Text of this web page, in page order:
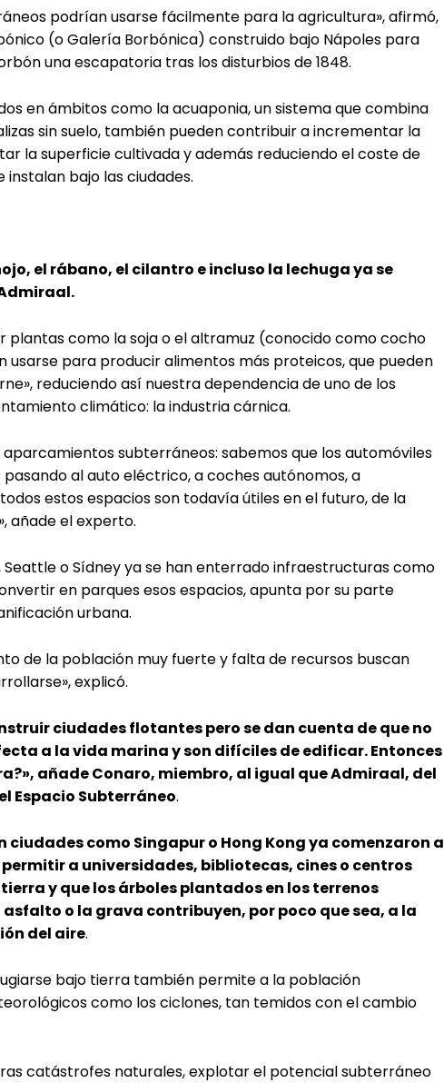
podrían usarse fácilmente para la agricultura», afirmó,
(o Galería Borbónica) construido bajo Nápoles para
una escapatoria tras los disturbios de 1848.
en ámbitos como la acuaponia, un sistema que combina
sin suelo, también pueden contribuir a incrementar la
la superficie cultivada y además reduciendo el coste de
instalan bajo las ciudades.
el rábano, el cilantro e incluso la lechuga ya se
plantas como la soja o el altramuz (conocido como cocho
usarse para producir alimentos más proteicos, que pueden
reduciendo así nuestra dependencia de uno de los
climático: la industria cárnica.
subterráneos: sabemos que los automóviles
al auto eléctrico, a coches autónomos, a
estos espacios son todavía útiles en el futuro, de la
añade el experto.
Seattle o Sídney ya se han enterrado infraestructuras como
en parques esos espacios, apunta por su parte
urbana.
de la población muy fuerte y falta de recursos buscan
explicó.
ciudades flotantes pero se dan cuenta de que no
a la vida marina y son difíciles de edificar. Entonces
añade Conaro, miembro, al igual que Admiraal, del
Espacio Subterráneo.
ciudades como Singapur o Hong Kong ya comenzaron a
a universidades, bibliotecas, cines o centros
y que los árboles plantados en los terrenos
o la grava contribuyen, por poco que sea, a la
del aire.
bajo tierra también permite a la población
como los ciclones, tan temidos con el cambio
catástrofes naturales, explotar el potencial subterráneo